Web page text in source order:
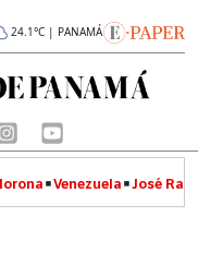
24.1°C | PANAMÁ
Venezuela José